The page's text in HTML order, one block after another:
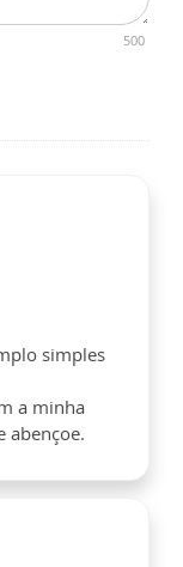
500
simples
a minha
abençoe.